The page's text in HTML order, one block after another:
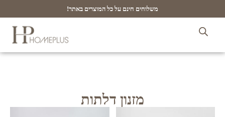
משלוחים חינם על כל המוצרים באתר!
מזנון דלתות